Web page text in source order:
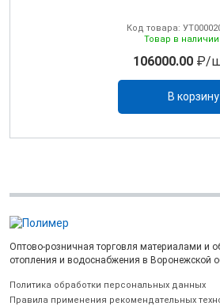
Код товара:
Товар в наличии
106000.00 ₽/
В корзину
Оптово-розничная торговля материалами и
отопления и водоснабжения в Воронежской
Политика обработки персональных данных
Правила применения рекомендательных